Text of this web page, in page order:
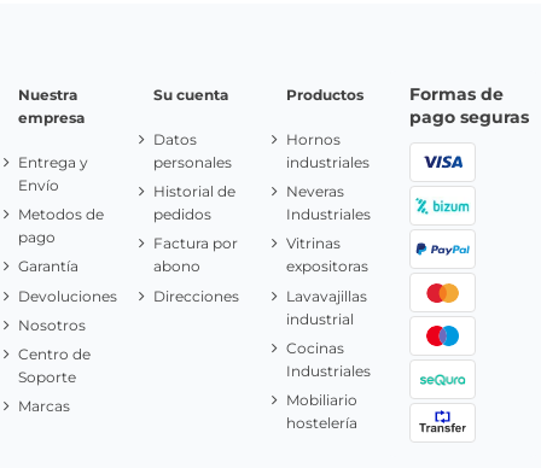
Nuestra
empresa
Entrega y
Envío
Metodos de
pago
Garantía
Devoluciones
Nosotros
Centro de
Soporte
Marcas
Su cuenta
Datos
personales
Historial de
pedidos
Factura por
abono
Direcciones
Productos
Hornos
industriales
Neveras
Industriales
Vitrinas
expositoras
Lavavajillas
industrial
Cocinas
Industriales
Mobiliario
hostelería
Formas de
pago seguras